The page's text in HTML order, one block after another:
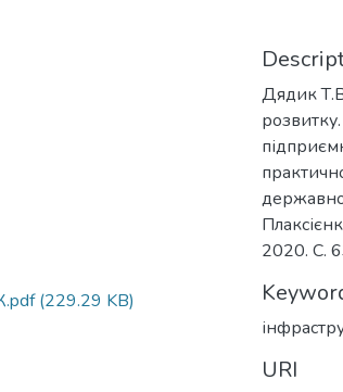
(229.29 KB)
Дядик
2020. С.
URI